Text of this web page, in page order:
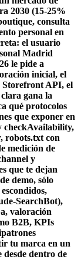
2030 (15-25%
consulta
personal en
el usuario
Madrid
le pide a
inicial, el
Storefront API, el
gana la
qué protocolos
que exponer en
checkAvailability,
robots.txt con
medición de
y
que te dejan
demo, sólo
SearchBot),
valoración
B2B, KPIs
tu marca en un
desde dentro de